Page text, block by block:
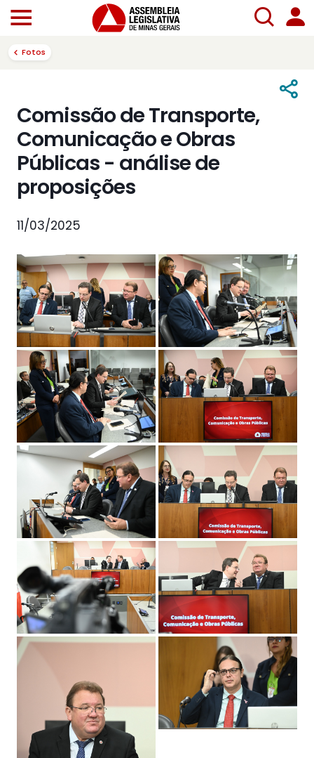
Fotos
Comissão de Transporte,
Comunicação e Obras
Públicas - análise de
proposições
11/03/2025